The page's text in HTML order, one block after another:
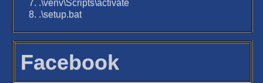
.\venv\Scripts\activate
.\setup.bat
Facebook